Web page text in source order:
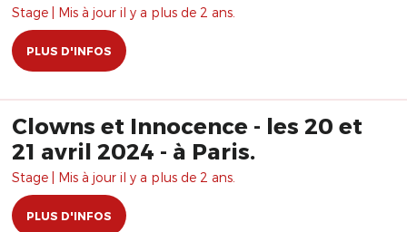
Stage | Mis à jour il y a plus de 2 ans.
PLUS D'INFOS
Clowns et Innocence - les 20 et
21 avril 2024 - à Paris.
Stage | Mis à jour il y a plus de 2 ans.
PLUS D'INFOS